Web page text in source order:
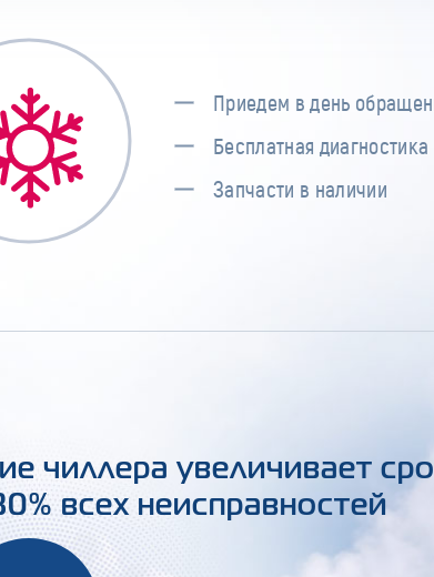
Приедем в день
Бесплатная диагностика
Запчасти в наличии
чиллера увеличивает
всех неисправностей